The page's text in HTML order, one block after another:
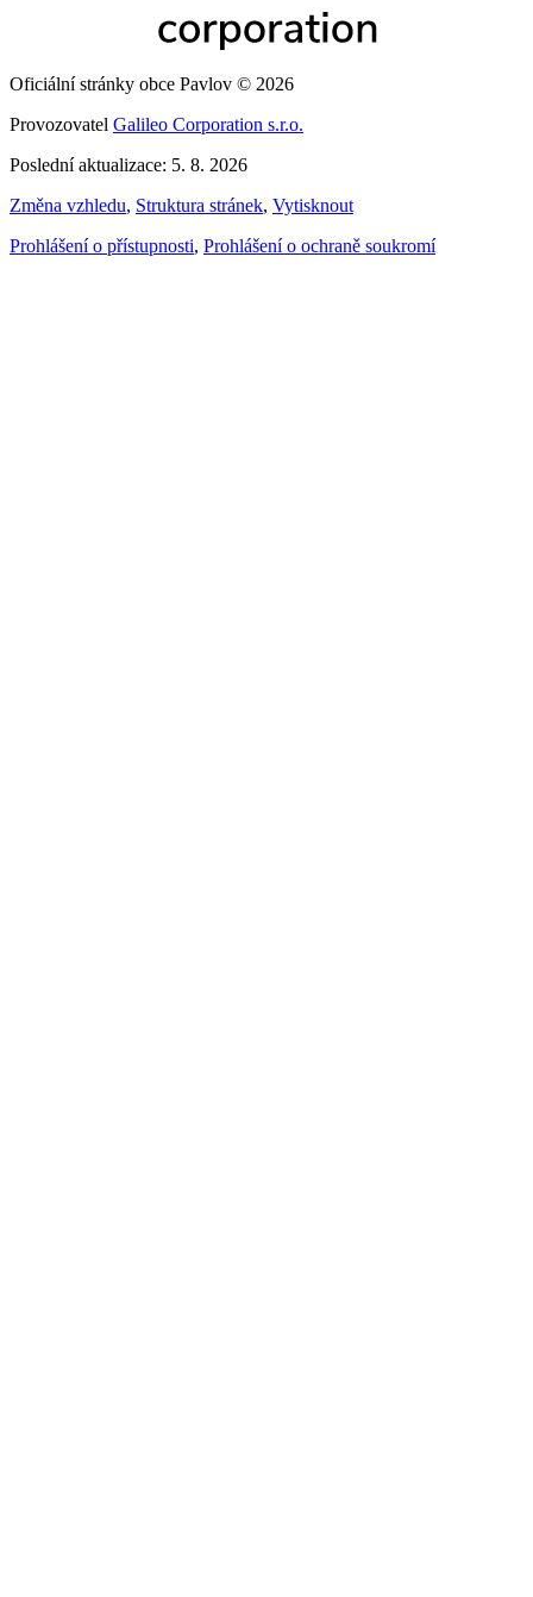
Oficiální stránky obce Pavlov © 2026
Provozovatel Galileo Corporation s.r.o.
Poslední aktualizace: 5. 8. 2026
Změna vzhledu, Struktura stránek, Vytisknout
Prohlášení o přístupnosti, Prohlášení o ochraně soukromí